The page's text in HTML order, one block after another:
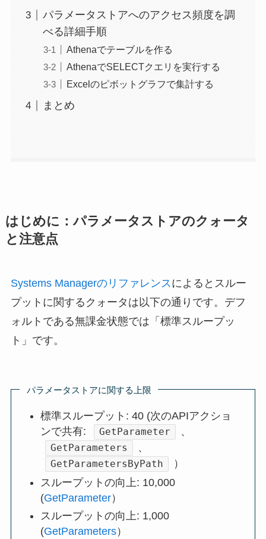
パラメータストアへのアクセス頻度を調
べる詳細手順
Athenaでテーブルを作る
AthenaでSELECTクエリを実行する
Excelのピボットグラフで集計する
まとめ
はじめに：パラメータストアのクォータ
と注意点
Systems Managerのリファレンスによるとスルー
プットに関するクォータは以下の通りです。デフ
ォルトである無課金状態では「標準スループッ
ト」です。
パラメータストアに関する上限
標準スループット: 40 (次のAPIアクショ
ンで共有:
GetParameter 、
GetParameters 、
GetParametersByPath
）
スループットの向上: 10,000
(GetParameter）
スループットの向上: 1,000
(GetParameters）